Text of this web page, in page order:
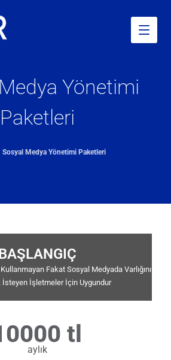
Yönetimi
Paketleri
Sosyal Medya Yönetimi Paketleri
Fakat Sosyal Medyada Varlığını
İsteyen İşletmeler İçin Uygundur
tl
aylık